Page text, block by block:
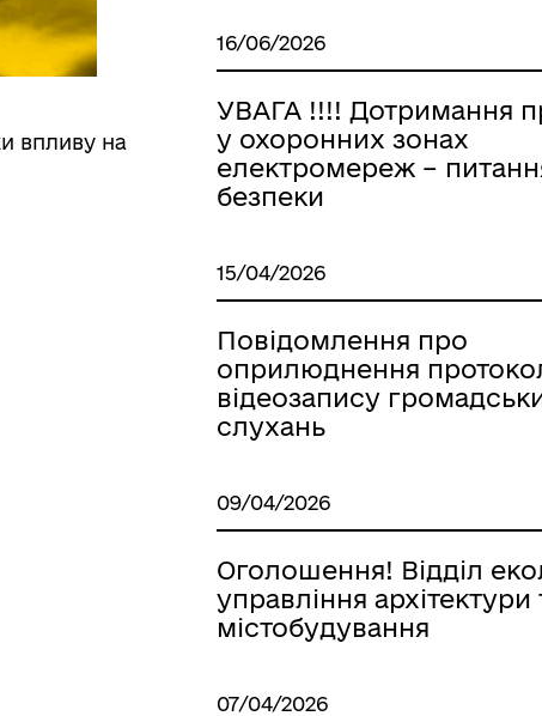
впливу на
16/06/2026
УВАГА !!!! Дотримання
у охоронних зонах
електромереж –
безпеки
15/04/2026
Повідомлення про
оприлюднення
відеозапису
слухань
09/04/2026
Оголошення! Відділ
управління архітектури
містобудування
07/04/2026